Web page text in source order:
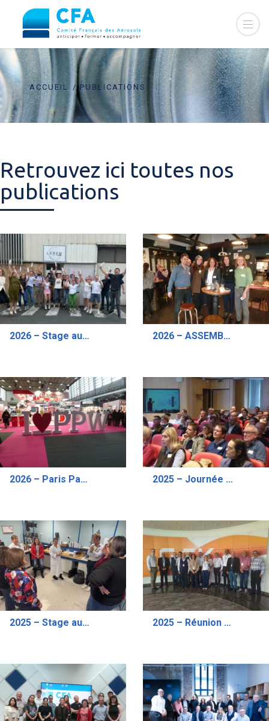
ACCUEIL PUBLICATIONS
Retrouvez ici toutes nos
publications
2026 – Stage aux Métiers de l’Aérosol “Mieux Connaître les Aérosols”- Session de Juin 2026 – ASSEMBLEE GENERALE DU CFA EN PRESENTIEL
2026 – Paris Packaging Week ADF 2025 – Journée d’Information Technique Novembre 2025
2025 – Stage aux Métiers de l’Aérosol “Mieux Connaître les Aérosols”- Session de Octobre 2025 – Réunion du Comité Exécutif Chez GSK – Site d’Evreux